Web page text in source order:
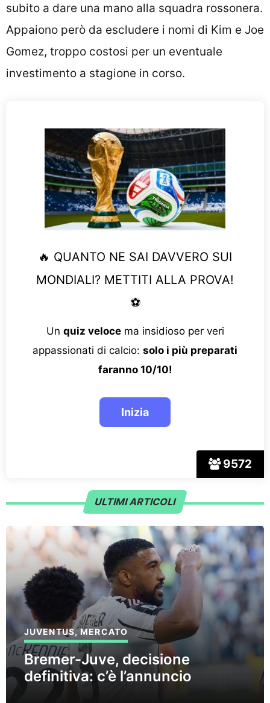
subito a dare una mano alla squadra rossonera.
Appaiono però da escludere i nomi di Kim e Joe
Gomez, troppo costosi per un eventuale
investimento a stagione in corso.
9572
🔥 QUANTO NE SAI DAVVERO SUI
MONDIALI? METTITI ALLA PROVA!
⚽
Un quiz velocema insidioso per veri
appassionati di calcio: solo i più preparati
faranno 10/10!
ULTIMI ARTICOLI
JUVENTUS,MERCATO
Bremer-Juve, decisione
definitiva: c’è l’annuncio